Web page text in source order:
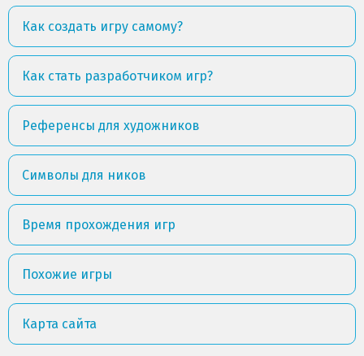
Как создать игру самому?
Как стать разработчиком игр?
Референсы для художников
Символы для ников
Время прохождения игр
Похожие игры
Карта сайта